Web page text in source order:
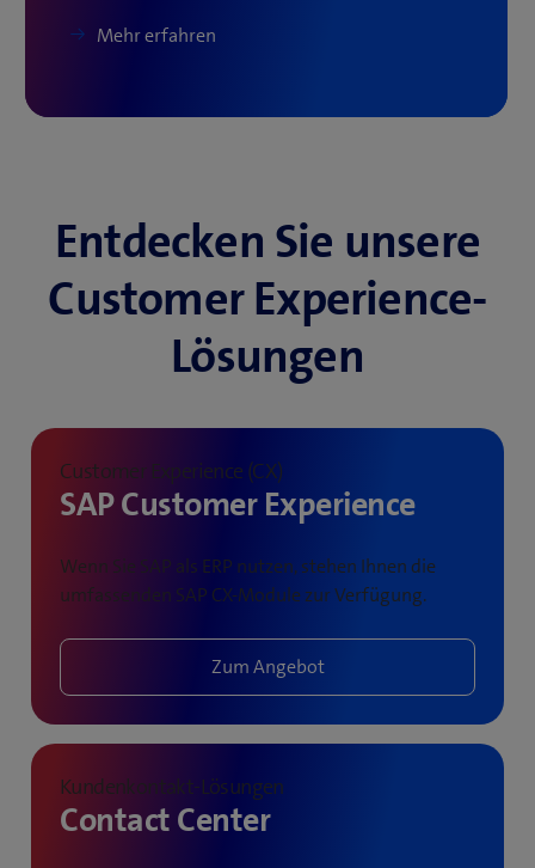
Mehr erfahren
Entdecken Sie unsere
Customer Experience-
Lösungen
Customer Experience (CX)
SAP Customer Experience
Wenn Sie SAP als ERP nutzen, stehen Ihnen die
umfassenden SAP CX-Module zur Verfügung.
Zum Angebot
Kundenkontakt-Lösungen
Contact Center